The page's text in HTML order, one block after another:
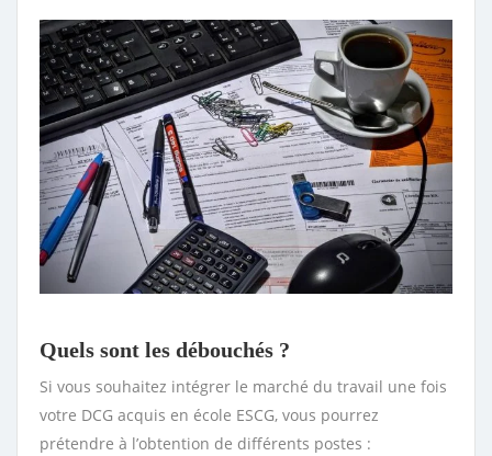
Quels sont les débouchés ?
Si vous souhaitez intégrer le marché du travail une fois
votre DCG acquis en école ESCG, vous pourrez
prétendre à l’obtention de différents postes :